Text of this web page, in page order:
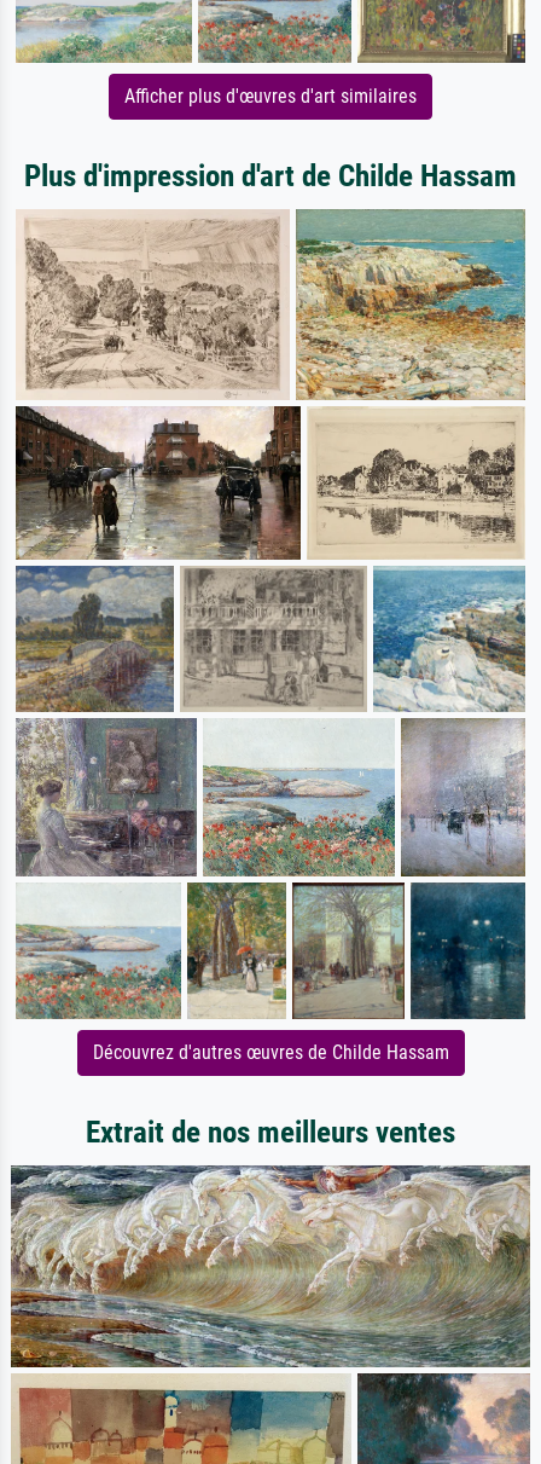
Afficher plus d'œuvres d'art similaires
Plus d'impression d'art de Childe Hassam
Découvrez d'autres œuvres de Childe Hassam
Extrait de nos meilleurs ventes